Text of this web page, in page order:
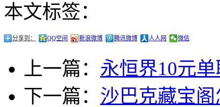
本文标签：
分享到： QQ空间 新浪微博 腾讯微博 人人网 微信
上一篇： 永恒界10元
下一篇： 沙巴克藏宝